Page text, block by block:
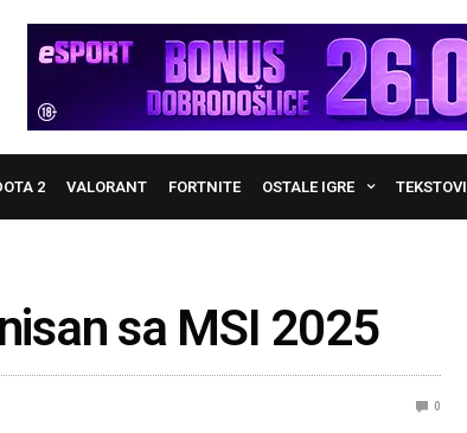
2 VALORANT FORTNITE OSTALE IGRE TEKSTOVI
sa MSI 2025
0